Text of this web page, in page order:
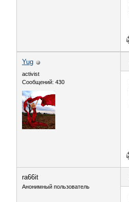
Yug
activist
Сообщений: 430
ra66it
Анонимный пользователь